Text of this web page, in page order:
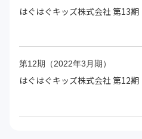
はぐはぐキッズ株式会社 第13期
第12期（2022年3月期）
はぐはぐキッズ株式会社 第12期